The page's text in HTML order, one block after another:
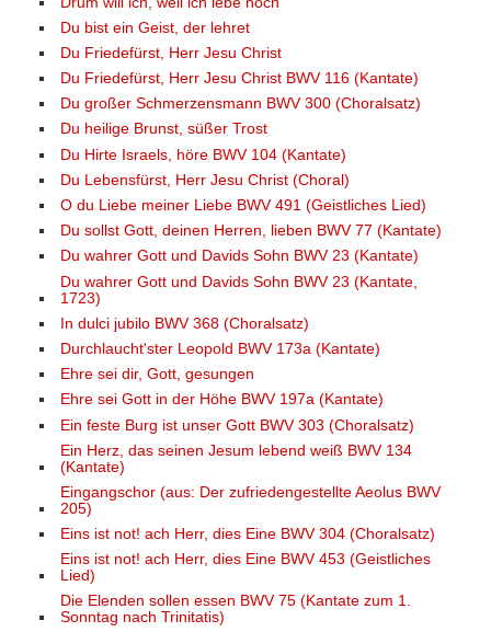
Du bist ein Geist, der lehret
Du Friedefürst, Herr Jesu Christ
Du Friedefürst, Herr Jesu Christ BWV 116 (Kantate)
Du großer Schmerzensmann BWV 300 (Choralsatz)
Du heilige Brunst, süßer Trost
Du Hirte Israels, höre BWV 104 (Kantate)
Du Lebensfürst, Herr Jesu Christ (Choral)
O du Liebe meiner Liebe BWV 491 (Geistliches Lied)
Du sollst Gott, deinen Herren, lieben BWV 77 (Kantate)
Du wahrer Gott und Davids Sohn BWV 23 (Kantate)
Du wahrer Gott und Davids Sohn BWV 23 (Kantate,
1723)
In dulci jubilo BWV 368 (Choralsatz)
Durchlaucht'ster Leopold BWV 173a (Kantate)
Ehre sei dir, Gott, gesungen
Ehre sei Gott in der Höhe BWV 197a (Kantate)
Ein feste Burg ist unser Gott BWV 303 (Choralsatz)
Ein Herz, das seinen Jesum lebend weiß BWV 134
(Kantate)
Eingangschor (aus: Der zufriedengestellte Aeolus BWV
205)
Eins ist not! ach Herr, dies Eine BWV 304 (Choralsatz)
Eins ist not! ach Herr, dies Eine BWV 453 (Geistliches
Lied)
Die Elenden sollen essen BWV 75 (Kantate zum 1.
Sonntag nach Trinitatis)